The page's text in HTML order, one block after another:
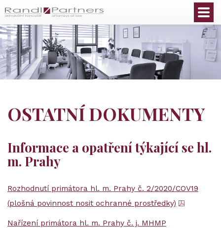
OSTATNÍ DOKUMENTY
Informace a opatření týkající se hl.
m. Prahy
Rozhodnutí primátora hl. m. Prahy č. 2/2020/COV19
(plošná povinnost nosit ochranné prostředky)
Nařízení primátora hl. m. Prahy č. j. MHMP
Čeština